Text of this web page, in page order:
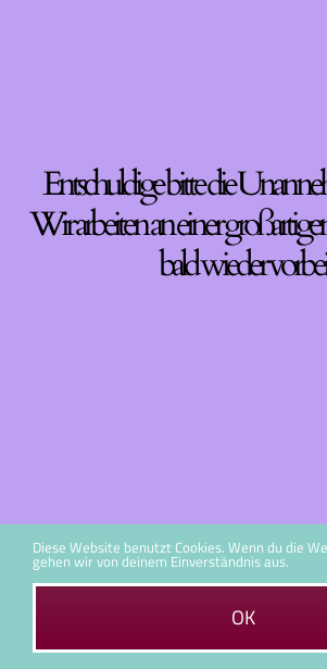
Entschuldige bitte die
Wir arbeiten an einer
bald wieder
Diese Website benutzt Cookies. Wenn du die
gehen wir von deinem Einverständnis aus.
OK